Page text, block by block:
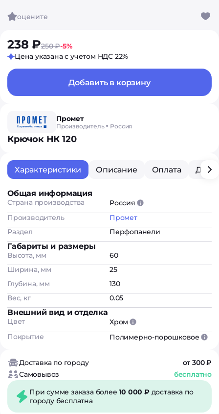
оцените
238 ₽250 ₽-5%
Цена указана с учетом НДС 22%
Добавить в корзину
Промет
Производитель Россия
Крючок НК 120
Характеристики Описание Оплата
Общая информация
Страна производства
Россия
Производитель
Промет
Раздел
Перфопанели
Габариты и размеры
Высота, мм
60
Ширина, мм
25
Глубина, мм
130
Вес, кг
0.05
Внешний вид и отделка
Цвет
Хром
Покрытие
Полимерно-порошковое
Доставка по городу
от 300 ₽
Самовывоз
бесплатно
При сумме заказа более10 000 ₽доставка по
городу бесплатна